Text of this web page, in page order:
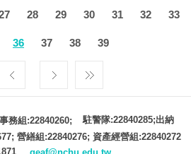
28 29 30 31 32 33
36 37 38 39
務組:22840260;
駐警隊:22840285;出納
營繕組:22840276; 資產經營組:22840272